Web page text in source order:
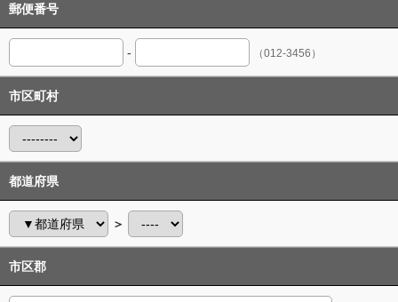
郵便番号
- （012-3456）
市区町村
都道府県
＞
市区郡